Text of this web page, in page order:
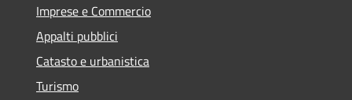
Imprese e Commercio
Appalti pubblici
Catasto e urbanistica
Turismo